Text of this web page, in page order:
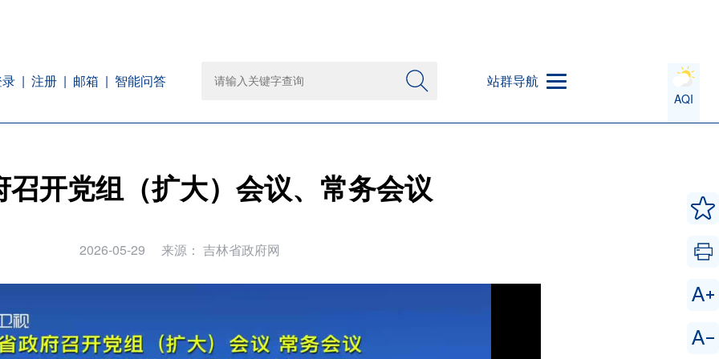
注册 邮箱 智能问答 站群导航
AQI
召开党组（扩大）会议、常务会议
2026-05-29 来源： 吉林省政府网